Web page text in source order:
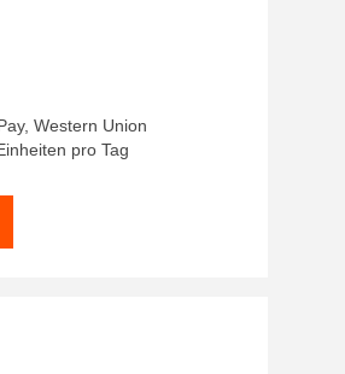
Western Union
pro Tag